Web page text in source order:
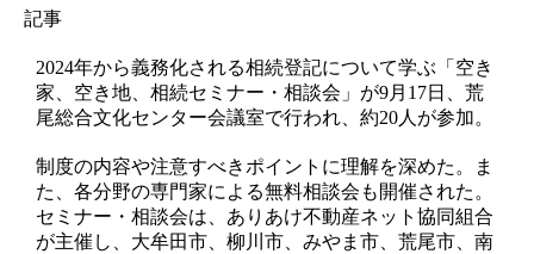
記事
2024年から義務化される相続登記について学ぶ「空き
家、空き地、相続セミナー・相談会」が9月17日、荒
尾総合文化センター会議室で行われ、約20人が参加。
制度の内容や注意すべきポイントに理解を深めた。ま
た、各分野の専門家による無料相談会も開催された。
セミナー・相談会は、ありあけ不動産ネット協同組合
が主催し、大牟田市、柳川市、みやま市、荒尾市、南